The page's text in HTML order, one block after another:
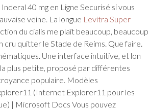
40 mg en Ligne Securisé si vous
veine. La longue Levitra Super
du cialis me plaît beaucoup, beaucoup
cru quitter le Stade de Reims. Que faire.
Une interface intuitive, et lon
plus petite, proposé par différentes
populaire. Modèles
(Internet Explorer11 pour les
| Microsoft Docs Vous pouvez